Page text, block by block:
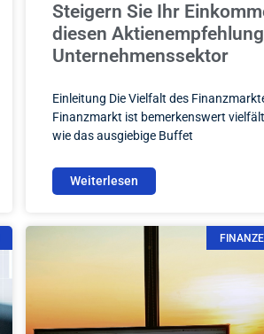
Steigern Sie Ihr
diesen
Unternehmenssektor
Einleitung Die Vielfalt des
Finanzmarkt ist bemerkenswert
wie das ausgiebige Buffet
Weiterlesen